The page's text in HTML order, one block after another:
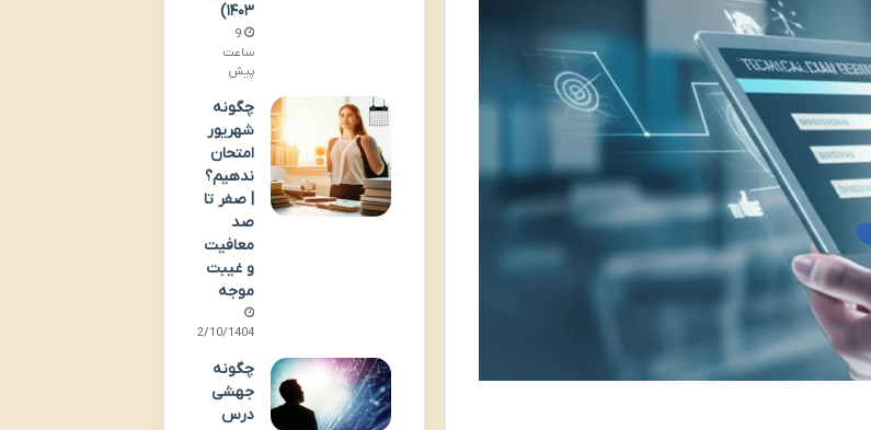
۱۴۰۳)
9
ساعت
پیش
چگونه
شهریور
امتحان
ندهیم؟
| صفر تا
صد
معافیت
و غیبت
موجه
02/10/1404
چگونه
جهشی
درس